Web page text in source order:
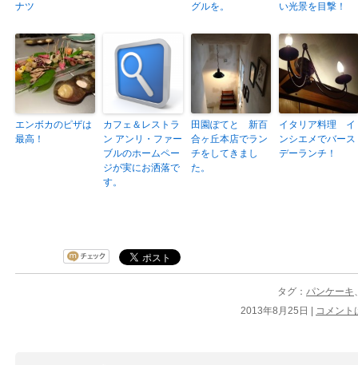
ナツ
グルを。
い光景を目撃！
エンボカのピザは
最高！
カフェ＆レストラ
ン アンリ・ファー
ブルのホームペー
ジが実にお洒落で
す。
田園ぽてと 新百
合ヶ丘本店でラン
チをしてきまし
た。
イタリア料理 イ
ンシエメでバース
デーランチ！
タグ： パンケーキ
2013年8月25日 |
コメント